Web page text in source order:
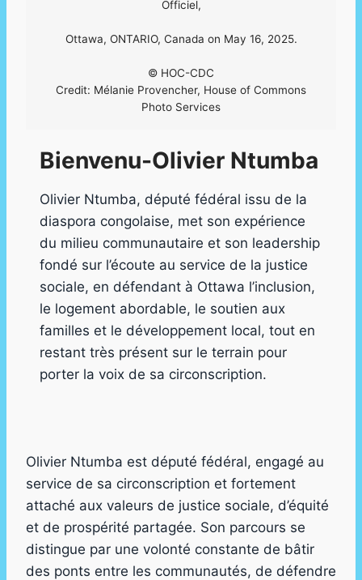
Officiel,
Ottawa, ONTARIO, Canada on May 16, 2025.
© HOC-CDC
Credit: Mélanie Provencher, House of Commons
Photo Services
Bienvenu-Olivier Ntumba
Olivier Ntumba, député fédéral issu de la
diaspora congolaise, met son expérience
du milieu communautaire et son leadership
fondé sur l’écoute au service de la justice
sociale, en défendant à Ottawa l’inclusion,
le logement abordable, le soutien aux
familles et le développement local, tout en
restant très présent sur le terrain pour
porter la voix de sa circonscription.
Olivier Ntumba est député fédéral, engagé au
service de sa circonscription et fortement
attaché aux valeurs de justice sociale, d’équité
et de prospérité partagée. Son parcours se
distingue par une volonté constante de bâtir
des ponts entre les communautés, de défendre